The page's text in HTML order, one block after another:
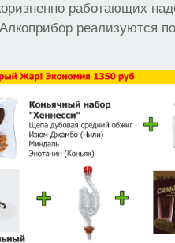
работающих
реализуются